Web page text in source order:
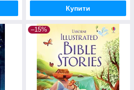
Купити
–15%